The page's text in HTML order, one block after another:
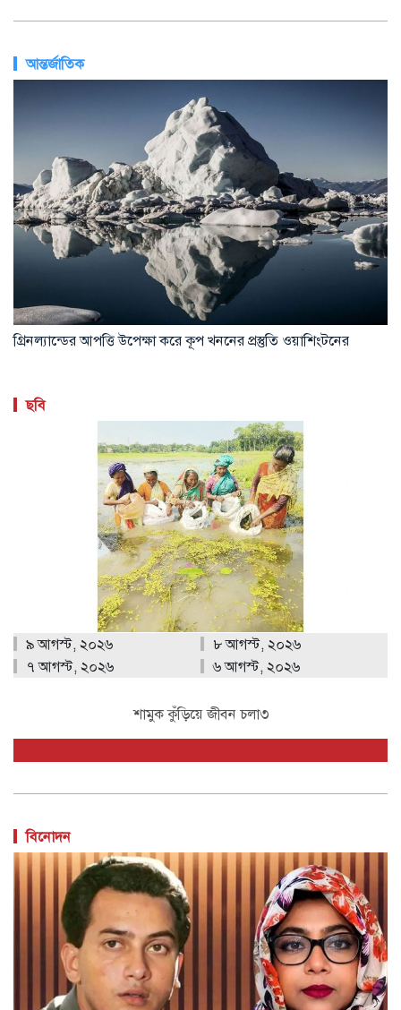
আন্তর্জাতিক
গ্রিনল্যান্ডের আপত্তি উপেক্ষা করে কূপ খননের প্রস্তুতি ওয়াশিংটনের
ছবি
৯ আগস্ট, ২০২৬
৮ আগস্ট, ২০২৬
৭ আগস্ট, ২০২৬
৬ আগস্ট, ২০২৬
শামুক কুঁড়িয়ে জীবন চলা৩
বিনোদন